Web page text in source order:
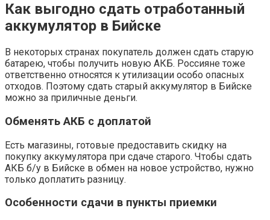
Как выгодно сдать отработанный
аккумулятор в Бийске
В некоторых странах покупатель должен сдать старую
батарею, чтобы получить новую АКБ. Россияне тоже
ответственно относятся к утилизации особо опасных
отходов. Поэтому сдать старый аккумулятор в Бийске
можно за приличные деньги.
Обменять АКБ с доплатой
Есть магазины, готовые предоставить скидку на
покупку аккумулятора при сдаче старого. Чтобы сдать
АКБ б/у в Бийске в обмен на новое устройство, нужно
только доплатить разницу.
Особенности сдачи в пункты приемки